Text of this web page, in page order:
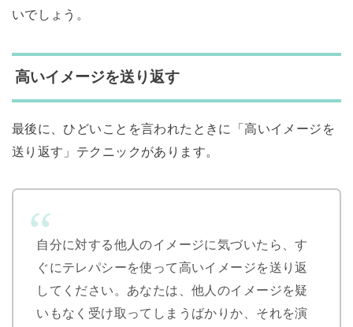
いでしょう。
高いイメージを送り返す
最後に、ひどいことを言われたときに「高いイメージを
送り返す」テクニックがあります。
自分に対する他人のイメージに気づいたら、す
ぐにテレパシーを使って高いイメージを送り返
してください。あなたは、他人のイメージを疑
いもなく受け取ってしまうばかりか、それを演